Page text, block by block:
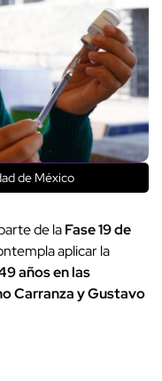
de México
de laFase 19 de
aplicar la
años en las
Carranza y Gustavo